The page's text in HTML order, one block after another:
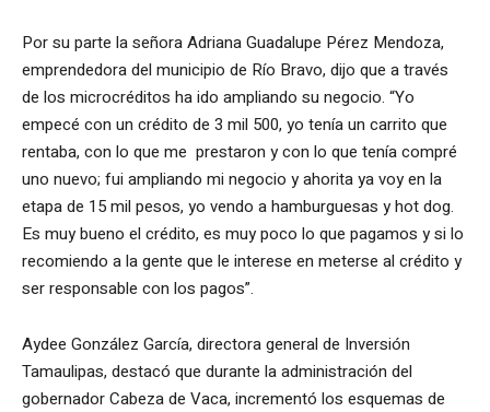
Por su parte la señora Adriana Guadalupe Pérez Mendoza,
emprendedora del municipio de Río Bravo, dijo que a través
de los microcréditos ha ido ampliando su negocio. “Yo
empecé con un crédito de 3 mil 500, yo tenía un carrito que
rentaba, con lo que me prestaron y con lo que tenía compré
uno nuevo; fui ampliando mi negocio y ahorita ya voy en la
etapa de 15 mil pesos, yo vendo a hamburguesas y hot dog.
Es muy bueno el crédito, es muy poco lo que pagamos y si lo
recomiendo a la gente que le interese en meterse al crédito y
ser responsable con los pagos”.
Aydee González García, directora general de Inversión
Tamaulipas, destacó que durante la administración del
gobernador Cabeza de Vaca, incrementó los esquemas de